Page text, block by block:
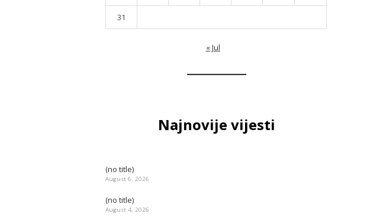
31
« Jul
Najnovije vijesti
(no title)
August 6, 2026
(no title)
August 4, 2026